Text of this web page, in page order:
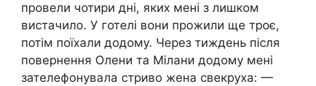
провели чотири дні, яких мені з лишком
вистачило. У готелі вони прожили ще троє,
потім поїхали додому. Через тиждень після
повернення Олени та Мілани додому мені
зателефонувала стриво жена свекруха: —